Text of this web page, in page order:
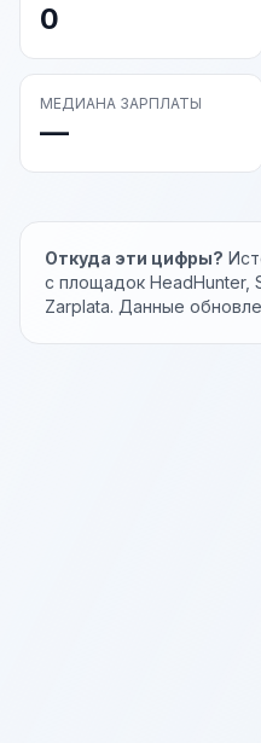
0
МЕДИАНА ЗАРПЛАТЫ
—
Откуда эти цифры?
с площадок HeadHunter,
Zarplata. Данные